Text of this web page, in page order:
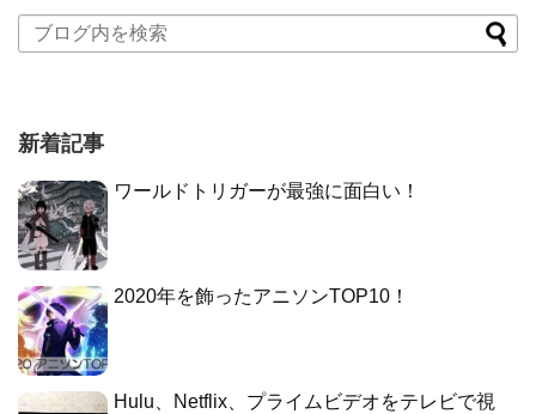
新着記事
ワールドトリガーが最強に面白い！
2020年を飾ったアニソンTOP10！
Hulu、Netflix、プライムビデオをテレビで視